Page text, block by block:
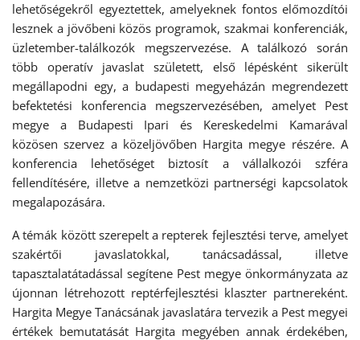
lehetőségekről egyeztettek, amelyeknek fontos előmozdítói
lesznek a jövőbeni közös programok, szakmai konferenciák,
üzletember-találkozók megszervezése. A találkozó során
több operatív javaslat született, első lépésként sikerült
megállapodni egy, a budapesti megyeházán megrendezett
befektetési konferencia megszervezésében, amelyet Pest
megye a Budapesti Ipari és Kereskedelmi Kamarával
közösen szervez a közeljövőben Hargita megye részére. A
konferencia lehetőséget biztosít a vállalkozói szféra
fellendítésére, illetve a nemzetközi partnerségi kapcsolatok
megalapozására.
A témák között szerepelt a repterek fejlesztési terve, amelyet
szakértői javaslatokkal, tanácsadással, illetve
tapasztalatátadással segítene Pest megye önkormányzata az
újonnan létrehozott reptérfejlesztési klaszter partnereként.
Hargita Megye Tanácsának javaslatára tervezik a Pest megyei
értékek bemutatását Hargita megyében annak érdekében,